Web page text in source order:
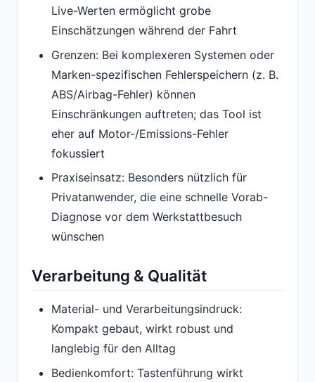
Live-Werten ermöglicht grobe
Einschätzungen während der Fahrt
Grenzen: Bei komplexeren Systemen oder
Marken-spezifischen Fehlerspeichern (z. B.
ABS/Airbag-Fehler) können
Einschränkungen auftreten; das Tool ist
eher auf Motor-/Emissions-Fehler
fokussiert
Praxiseinsatz: Besonders nützlich für
Privatanwender, die eine schnelle Vorab-
Diagnose vor dem Werkstattbesuch
wünschen
Verarbeitung & Qualität
Material- und Verarbeitungsindruck:
Kompakt gebaut, wirkt robust und
langlebig für den Alltag
Bedienkomfort: Tastenführung wirkt